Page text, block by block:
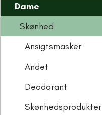
Dame
Skønhed
Ansigtsmasker
Andet
Deodorant
Skønhedsprodukter